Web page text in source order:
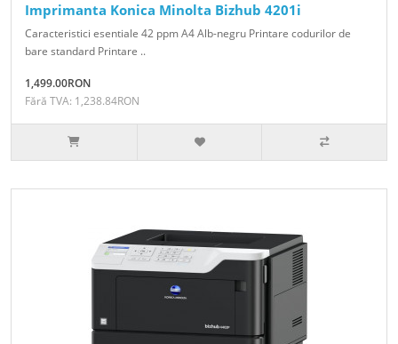
Imprimanta Konica Minolta Bizhub 4201i
Caracteristici esentiale 42 ppm A4 Alb-negru Printare codurilor de
bare standard Printare ..
1,499.00RON
Fără TVA: 1,238.84RON